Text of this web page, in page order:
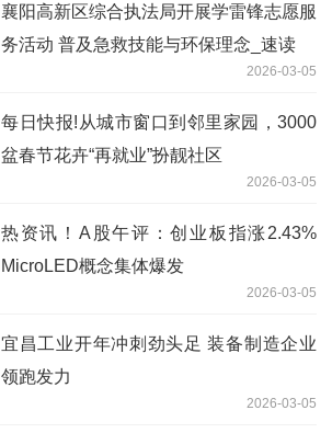
襄阳高新区综合执法局开展学雷锋志愿服
务活动 普及急救技能与环保理念_速读
2026-03-05
每日快报!从城市窗口到邻里家园，3000
盆春节花卉“再就业”扮靓社区
2026-03-05
热资讯！A股午评：创业板指涨2.43%
MicroLED概念集体爆发
2026-03-05
宜昌工业开年冲刺劲头足 装备制造企业
领跑发力
2026-03-05